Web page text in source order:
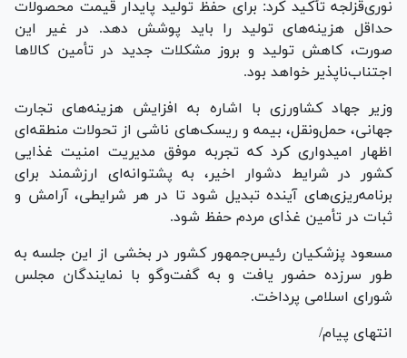
نوری‌قزلجه تأکید کرد: برای حفظ تولید پایدار قیمت محصولات
حداقل هزینه‌های تولید را باید پوشش دهد. در غیر این
صورت، کاهش تولید و بروز مشکلات جدید در تأمین کالا‌ها
اجتناب‌ناپذیر خواهد بود.
وزیر جهاد کشاورزی با اشاره به افزایش هزینه‌های تجارت
جهانی، حمل‌ونقل، بیمه و ریسک‌های ناشی از تحولات منطقه‌ای
اظهار امیدواری کرد که تجربه موفق مدیریت امنیت غذایی
کشور در شرایط دشوار اخیر، به پشتوانه‌ای ارزشمند برای
برنامه‌ریزی‌های آینده تبدیل شود تا در هر شرایطی، آرامش و
ثبات در تأمین غذای مردم حفظ شود.
مسعود پزشکیان رئیس‌جمهور کشور در بخشی از این جلسه به
طور سرزده حضور یافت و به گفت‌و‌گو با نمایندگان مجلس
شورای اسلامی پرداخت.
انتهای پیام/